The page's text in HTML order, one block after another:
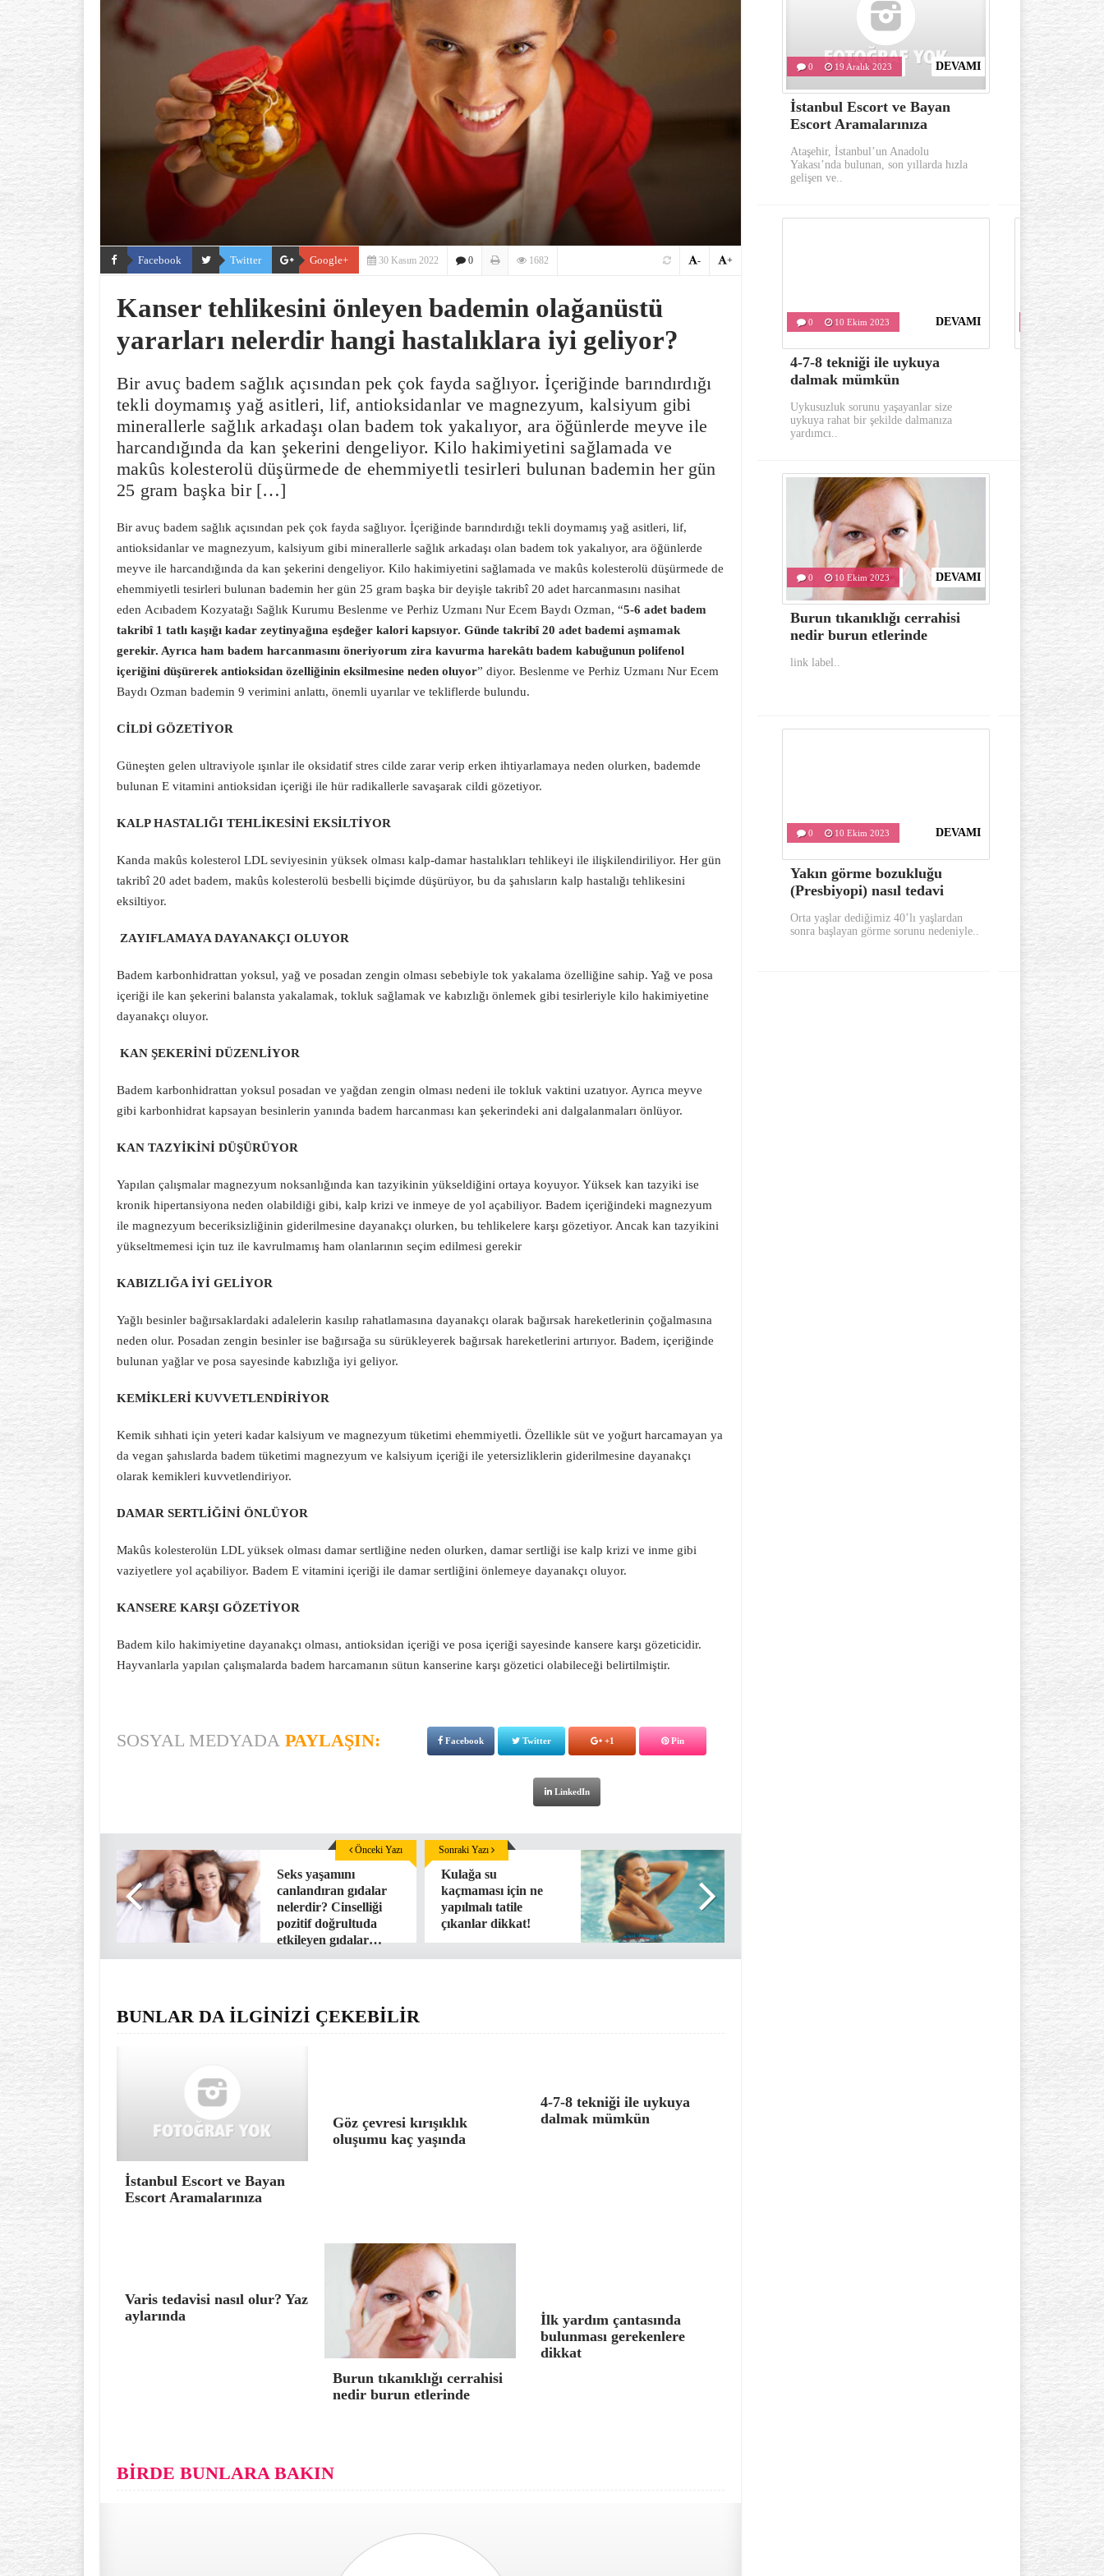
Facebook Twitter Google+ 30 Kasım 2022 0 1682 +
-
Kanser tehlikesini önleyen bademin olağanüstü
yararları nelerdir hangi hastalıklara iyi geliyor?
Bir avuç badem sağlık açısından pek çok fayda sağlıyor. İçeriğinde barındırdığı
tekli doymamış yağ asitleri, lif, antioksidanlar ve magnezyum, kalsiyum gibi
minerallerle sağlık arkadaşı olan badem tok yakalıyor, ara öğünlerde meyve ile
harcandığında da kan şekerini dengeliyor. Kilo hakimiyetini sağlamada ve
makûs kolesterolü düşürmede de ehemmiyetli tesirleri bulunan bademin her gün
25 gram başka bir […]
Bir avuç badem sağlık açısından pek çok fayda sağlıyor. İçeriğinde barındırdığı tekli doymamış yağ asitleri, lif,
antioksidanlar ve magnezyum, kalsiyum gibi minerallerle sağlık arkadaşı olan badem tok yakalıyor, ara öğünlerde
meyve ile harcandığında da kan şekerini dengeliyor. Kilo hakimiyetini sağlamada ve makûs kolesterolü düşürmede de
ehemmiyetli tesirleri bulunan bademin her gün 25 gram başka bir deyişle takribî 20 adet harcanmasını nasihat
eden Acıbadem Kozyatağı Sağlık Kurumu Beslenme ve Perhiz Uzmanı Nur Ecem Baydı Ozman, “5-6 adet badem
takribî 1 tatlı kaşığı kadar zeytinyağına eşdeğer kalori kapsıyor. Günde takribî 20 adet bademi aşmamak
gerekir. Ayrıca ham badem harcanmasını öneriyorum zira kavurma harekâtı badem kabuğunun polifenol
içeriğini düşürerek antioksidan özelliğinin eksilmesine neden oluyor” diyor. Beslenme ve Perhiz Uzmanı Nur Ecem
Baydı Ozman bademin 9 verimini anlattı, önemli uyarılar ve tekliflerde bulundu.
CİLDİ GÖZETİYOR
Güneşten gelen ultraviyole ışınlar ile oksidatif stres cilde zarar verip erken ihtiyarlamaya neden olurken, bademde
bulunan E vitamini antioksidan içeriği ile hür radikallerle savaşarak cildi gözetiyor.
KALP HASTALIĞI TEHLİKESİNİ EKSİLTİYOR
Kanda makûs kolesterol LDL seviyesinin yüksek olması kalp-damar hastalıkları tehlikeyi ile ilişkilendiriliyor. Her gün
takribî 20 adet badem, makûs kolesterolü besbelli biçimde düşürüyor, bu da şahısların kalp hastalığı tehlikesini
eksiltiyor.
ZAYIFLAMAYA DAYANAKÇI OLUYOR
Badem karbonhidrattan yoksul, yağ ve posadan zengin olması sebebiyle tok yakalama özelliğine sahip. Yağ ve posa
içeriği ile kan şekerini balansta yakalamak, tokluk sağlamak ve kabızlığı önlemek gibi tesirleriyle kilo hakimiyetine
dayanakçı oluyor.
KAN ŞEKERİNİ DÜZENLİYOR
Badem karbonhidrattan yoksul posadan ve yağdan zengin olması nedeni ile tokluk vaktini uzatıyor. Ayrıca meyve
gibi karbonhidrat kapsayan besinlerin yanında badem harcanması kan şekerindeki ani dalgalanmaları önlüyor.
KAN TAZYİKİNİ DÜŞÜRÜYOR
Yapılan çalışmalar magnezyum noksanlığında kan tazyikinin yükseldiğini ortaya koyuyor. Yüksek kan tazyiki ise
kronik hipertansiyona neden olabildiği gibi, kalp krizi ve inmeye de yol açabiliyor. Badem içeriğindeki magnezyum
ile magnezyum beceriksizliğinin giderilmesine dayanakçı olurken, bu tehlikelere karşı gözetiyor. Ancak kan tazyikini
yükseltmemesi için tuz ile kavrulmamış ham olanlarının seçim edilmesi gerekir
KABIZLIĞA İYİ GELİYOR
Yağlı besinler bağırsaklardaki adalelerin kasılıp rahatlamasına dayanakçı olarak bağırsak hareketlerinin çoğalmasına
neden olur. Posadan zengin besinler ise bağırsağa su sürükleyerek bağırsak hareketlerini artırıyor. Badem, içeriğinde
bulunan yağlar ve posa sayesinde kabızlığa iyi geliyor.
KEMİKLERİ KUVVETLENDİRİYOR
Kemik sıhhati için yeteri kadar kalsiyum ve magnezyum tüketimi ehemmiyetli. Özellikle süt ve yoğurt harcamayan ya
da vegan şahıslarda badem tüketimi magnezyum ve kalsiyum içeriği ile yetersizliklerin giderilmesine dayanakçı
olarak kemikleri kuvvetlendiriyor.
DAMAR SERTLİĞİNİ ÖNLÜYOR
Makûs kolesterolün LDL yüksek olması damar sertliğine neden olurken, damar sertliği ise kalp krizi ve inme gibi
vaziyetlere yol açabiliyor. Badem E vitamini içeriği ile damar sertliğini önlemeye dayanakçı oluyor.
KANSERE KARŞI GÖZETİYOR
Badem kilo hakimiyetine dayanakçı olması, antioksidan içeriği ve posa içeriği sayesinde kansere karşı gözeticidir.
Hayvanlarla yapılan çalışmalarda badem harcamanın sütun kanserine karşı gözetici olabileceği belirtilmiştir.
SOSYAL MEDYADA PAYLAŞIN: Facebook Twitter +1 Pin
LinkedIn
Seks yaşamını
canlandıran gıdalar
nelerdir? Cinselliği
pozitif doğrultuda
etkileyen gıdalar…
Önceki Yazı
Kulağa su
kaçmaması için ne
yapılmalı tatile
çıkanlar dikkat!
Sonraki Yazı
BUNLAR DA İLGİNİZİ ÇEKEBİLİR
İstanbul Escort ve Bayan
Escort Aramalarınıza
Göz çevresi kırışıklık
oluşumu kaç yaşında
4-7-8 tekniği ile uykuya
dalmak mümkün
Varis tedavisi nasıl olur? Yaz
aylarında
Burun tıkanıklığı cerrahisi
nedir burun etlerinde
İlk yardım çantasında
bulunması gerekenlere
dikkat
BİRDE BUNLARA BAKIN
DEVAMI
0 19 Aralık 2023
İstanbul Escort ve Bayan
Escort Aramalarınıza
Ataşehir, İstanbul’un Anadolu
Yakası’nda bulunan, son yıllarda hızla
gelişen ve..
10
Göz
oluşumu
Göz
önemli
DEVAMI
0 10 Ekim 2023
4-7-8 tekniği ile uykuya
dalmak mümkün
Uykusuzluk sorunu yaşayanlar size
uykuya rahat bir şekilde dalmanıza
yardımcı..
0 10 Ekim
Varis
aylarında
Gerek görünümü
oldukça dikkat
hastalıklardan..
DEVAMI
0 10 Ekim 2023
Burun tıkanıklığı cerrahisi
nedir burun etlerinde
link label..
0
İlk yardım
link label..
DEVAMI
0 10 Ekim 2023
Yakın görme bozukluğu
(Presbiyopi) nasıl tedavi
Orta yaşlar dediğimiz 40’lı yaşlardan
sonra başlayan görme sorunu nedeniyle..
0
bunları
Sabahları
yerinde